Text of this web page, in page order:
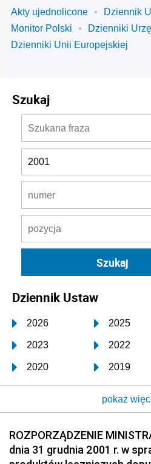
Akty ujednolicone
Dziennik
Monitor Polski
Dzienniki
Dzienniki Unii Europejskiej
Szukaj
Dziennik Ustaw
2026 2025
2023 2022
2020 2019
2017 2016
2014 2013
2011 2010
2008 2007
pokaż
ROZPORZĄDZENIE
dnia 31 grudnia 2001 r. w